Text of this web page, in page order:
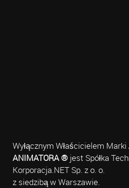
Wyłącznym Właścicielem Marki
ANIMATORA ®jest Spółka
Korporacja.NET Sp. z o. o.
z siedzibą w Warszawie.